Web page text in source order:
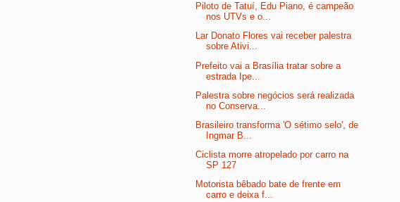
Piloto de Tatuí, Edu Piano, é campeão
nos UTVs e o...
Lar Donato Flores vai receber palestra
sobre Ativi...
Prefeito vai a Brasília tratar sobre a
estrada Ipe...
Palestra sobre negócios será realizada
no Conserva...
Brasileiro transforma 'O sétimo selo', de
Ingmar B...
Ciclista morre atropelado por carro na
SP 127
Motorista bêbado bate de frente em
carro e deixa f...